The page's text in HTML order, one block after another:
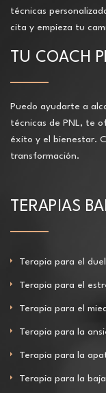
técnicas
cita y empieza tu
TU COACH
Puedo ayudarte a
técnicas de PNL, te
éxito y el bienestar.
transformación.
TERAPIAS
Terapia para el
Terapia para el
Terapia para el
Terapia para la
Terapia para la
Terapia para la